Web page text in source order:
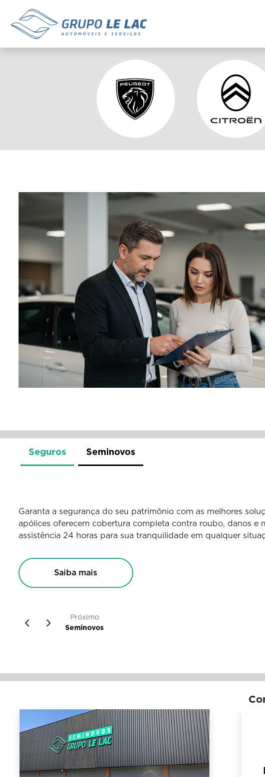
Seguros Seminovos
Garanta a segurança do seu patrimônio com as melhores
apólices oferecem cobertura completa contra roubo, danos e
assistência 24 horas para sua tranquilidade em qualquer
Saiba mais
Próximo
Seminovos